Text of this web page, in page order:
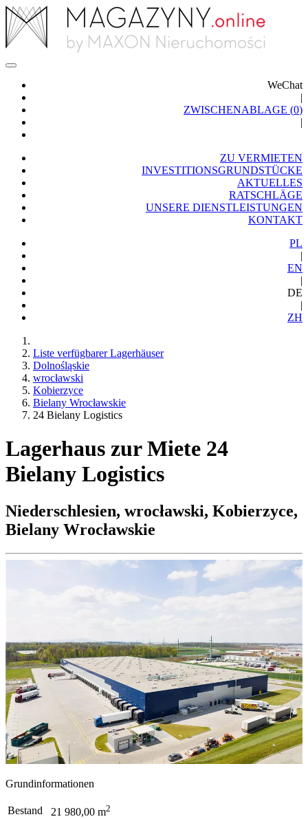
WeChat
|
ZWISCHENABLAGE (0)
|
ZU VERMIETEN
INVESTITIONSGRUNDSTÜCKE
AKTUELLES
RATSCHLÄGE
UNSERE DIENSTLEISTUNGEN
KONTAKT
PL
|
EN
|
DE
|
ZH
Liste verfügbarer Lagerhäuser
Dolnośląskie
wrocławski
Kobierzyce
Bielany Wrocławskie
24 Bielany Logistics
Lagerhaus zur Miete 24
Bielany Logistics
Niederschlesien, wrocławski, Kobierzyce,
Bielany Wrocławskie
Grundinformationen
Bestand 21 980,00 m2